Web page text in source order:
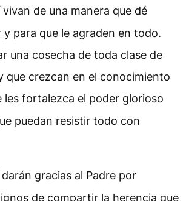
vivan de una manera que dé
y para que le agraden en todo.
una cosecha de toda clase de
que crezcan en el conocimiento
les fortalezca el poder glorioso
puedan resistir todo con
darán gracias al Padre por
de compartir la herencia que